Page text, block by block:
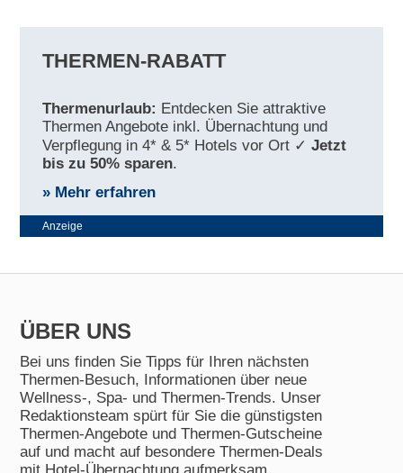
THERMEN-RABATT
Thermenurlaub: Entdecken Sie attraktive
Thermen Angebote inkl. Übernachtung und
Verpflegung in 4* & 5* Hotels vor Ort ✓Jetzt
bis zu 50% sparen.
» Mehr erfahren
Anzeige
ÜBER UNS
Bei uns finden Sie Tipps für Ihren nächsten
Thermen-Besuch, Informationen über neue
Wellness-, Spa- und Thermen-Trends. Unser
Redaktionsteam spürt für Sie die günstigsten
Thermen-Angebote und Thermen-Gutscheine
auf und macht auf besondere Thermen-Deals
mit Hotel-Übernachtung aufmerksam.